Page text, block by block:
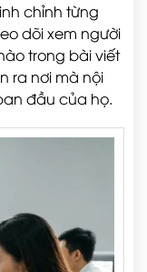
chỉnh từng
dõi xem người
trong bài viết
ra nơi mà nội
đầu của họ.